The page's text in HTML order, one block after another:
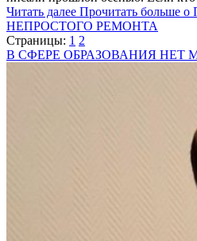
Читать далее Прочитать
НЕПРОСТОГО РЕМОНТА
Страницы: 1 2
В СФЕРЕ ОБРАЗОВАНИЯ НЕТ